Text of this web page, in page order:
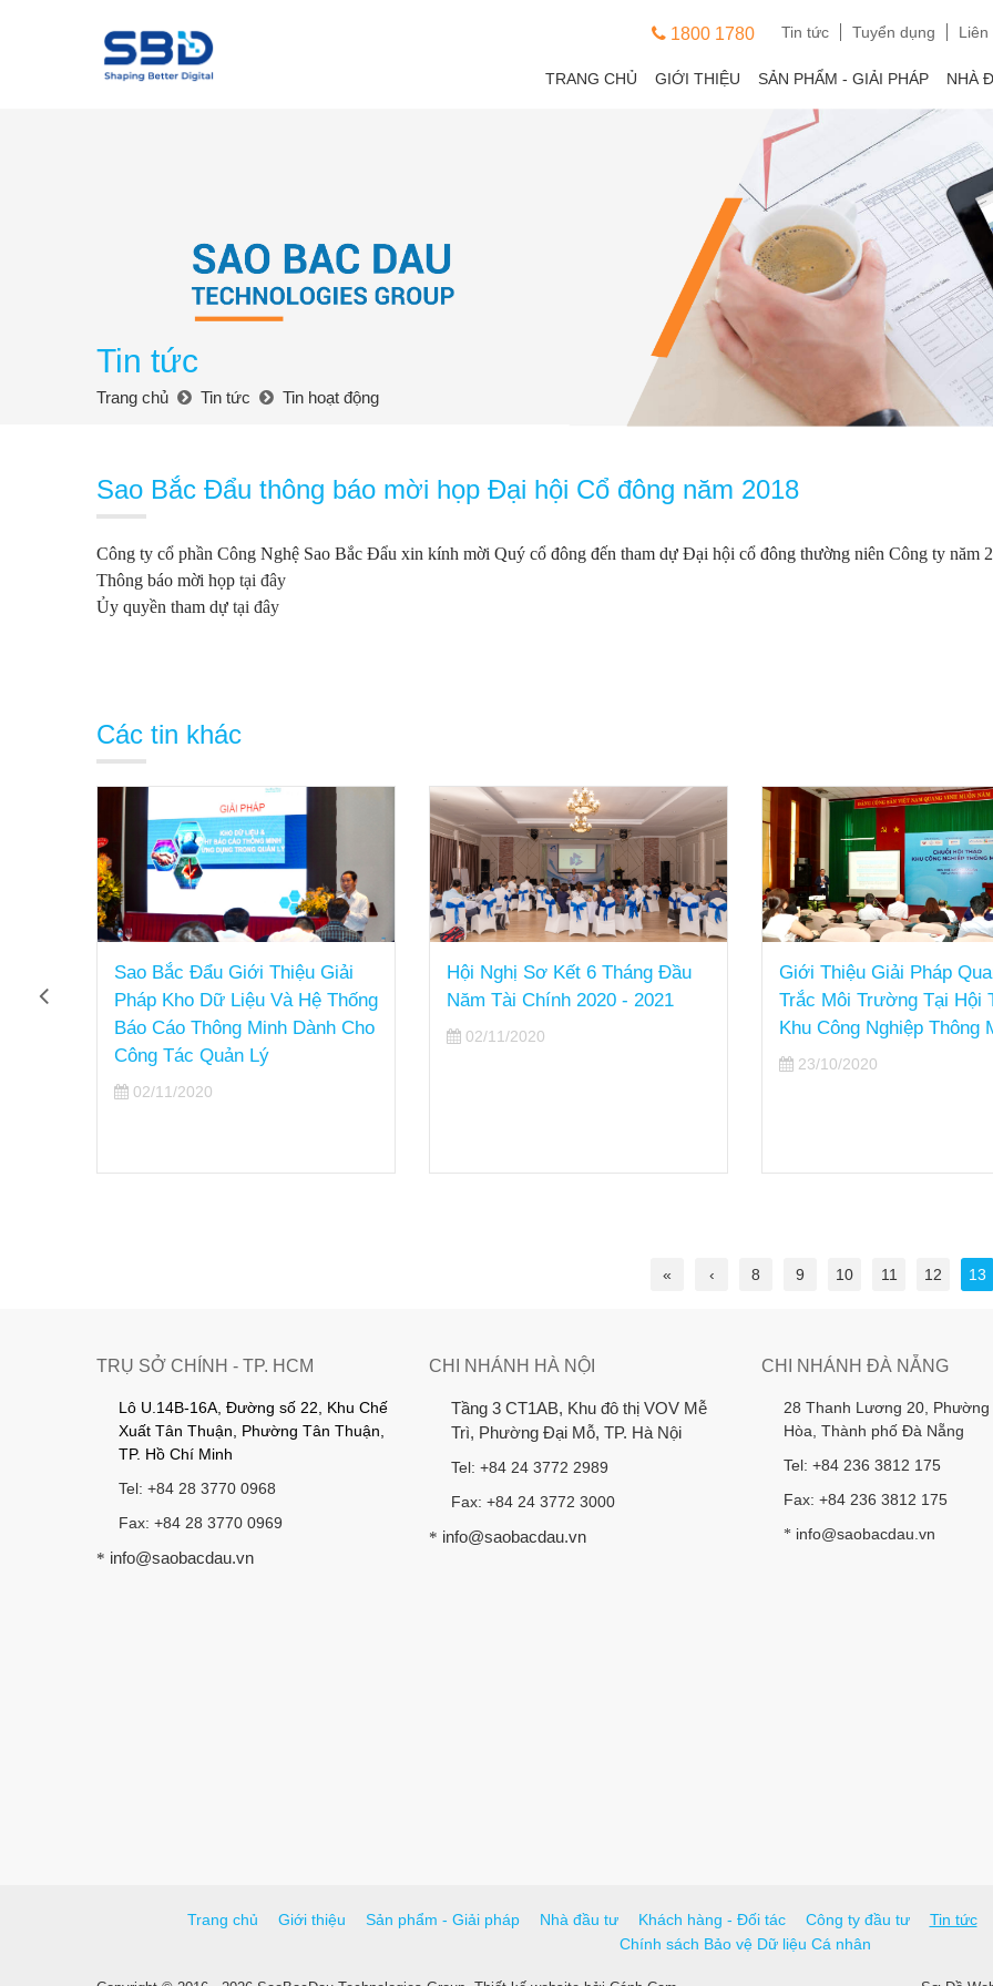
1800 1780 Tin tức Tuyển dụng Liên
TRANG CHỦ GIỚI THIỆU SẢN PHẨM - GIẢI PHÁP NHÀ
Tin tức
Trang chủ Tin tức Tin hoạt động
Sao Bắc Đẩu thông báo mời họp Đại hội Cổ đông năm 2018
Công ty cổ phần Công Nghệ Sao Bắc Đẩu xin kính mời Quý cổ đông đến tham dự Đại hội cổ đông thường niên Công ty năm
Thông báo mời họp tại đây
Ủy quyền tham dự tại đây
Các tin khác
Sao Bắc Đẩu Giới Thiệu Giải
Pháp Kho Dữ Liệu Và Hệ Thống
Báo Cáo Thông Minh Dành Cho
Công Tác Quản Lý
02/11/2020
Hội Nghị Sơ Kết 6 Tháng Đầu
Năm Tài Chính 2020 - 2021
02/11/2020
Giới Thiệu Giải Pháp Quan
Trắc Môi Trường Tại Hội
Khu Công Nghiệp Thông
23/10/2020
« ‹ 8 9 10 11 12 13
TRỤ SỞ CHÍNH - TP. HCM
Lô U.14B-16A, Đường số 22, Khu Chế
Xuất Tân Thuận, Phường Tân Thuận,
TP. Hồ Chí Minh
Tel: +84 28 3770 0968
Fax: +84 28 3770 0969
* info@saobacdau.vn
CHI NHÁNH HÀ NỘI
Tầng 3 CT1AB, Khu đô thị VOV Mễ
Trì, Phường Đại Mỗ, TP. Hà Nội
Tel: +84 24 3772 2989
Fax: +84 24 3772 3000
* info@saobacdau.vn
CHI NHÁNH ĐÀ NẴNG
28 Thanh Lương 20, Phường
Hòa, Thành phố Đà Nẵng
Tel: +84 236 3812 175
Fax: +84 236 3812 175
* info@saobacdau.vn
Trang chủ Giới thiệu Sản phẩm - Giải pháp Nhà đầu tư Khách hàng - Đối tác Công ty đầu tư Tin tức
Chính sách Bảo vệ Dữ liệu Cá nhân